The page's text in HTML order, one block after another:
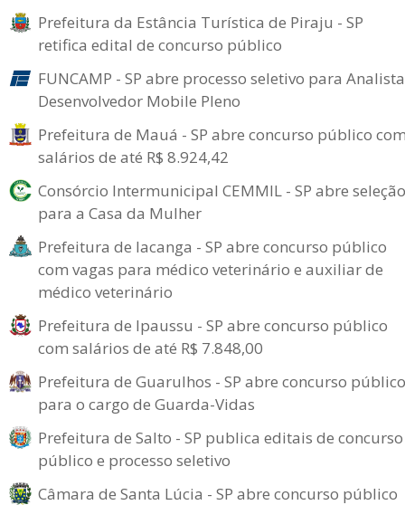
Prefeitura da Estância Turística de Piraju - SP
retifica edital de concurso público
FUNCAMP - SP abre processo seletivo para Analista
Desenvolvedor Mobile Pleno
Prefeitura de Mauá - SP abre concurso público
salários de até R$ 8.924,42
Consórcio Intermunicipal CEMMIL - SP abre seleção
para a Casa da Mulher
Prefeitura de Iacanga - SP abre concurso público
com vagas para médico veterinário e auxiliar de
médico veterinário
Prefeitura de Ipaussu - SP abre concurso público
com salários de até R$ 7.848,00
Prefeitura de Guarulhos - SP abre concurso público
para o cargo de Guarda-Vidas
Prefeitura de Salto - SP publica editais de concurso
público e processo seletivo
Câmara de Santa Lúcia - SP abre concurso público